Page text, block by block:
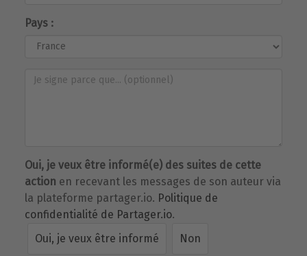
Pays :
Oui, je veux être informé(e) des suites de cette
action en recevant les messages de son auteur via
la plateforme partager.io. Politique de
confidentialité de Partager.io.
Oui, je veux être informé
Non